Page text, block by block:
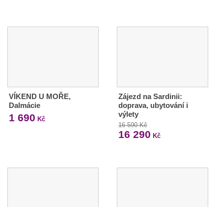
VÍKEND U MOŘE,
Dalmácie
1 690 Kč
Zájezd na Sardinii:
doprava, ubytování i
výlety
16 590 Kč
16 290 Kč